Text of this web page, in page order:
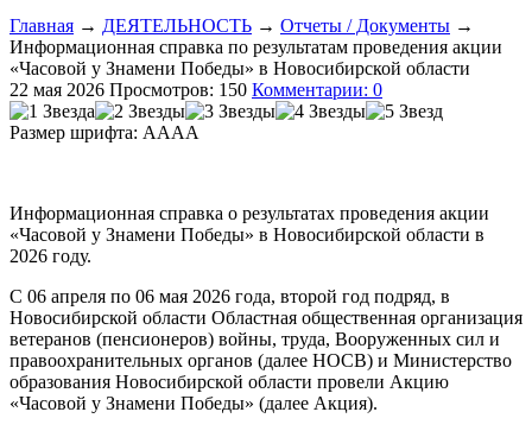
Главная → ДЕЯТЕЛЬНОСТЬ → Отчеты / Документы →
Информационная справка по результатам проведения акции
«Часовой у Знамени Победы» в Новосибирской области
22 мая 2026 Просмотров: 150 Комментарии: 0
Размер шрифта: AAAA
Информационная справка о результатах проведения акции
«Часовой у Знамени Победы» в Новосибирской области в
2026 году.
С 06 апреля по 06 мая 2026 года, второй год подряд, в
Новосибирской области Областная общественная организация
ветеранов (пенсионеров) войны, труда, Вооруженных сил и
правоохранительных органов (далее НОСВ) и Министерство
образования Новосибирской области провели Акцию
«Часовой у Знамени Победы» (далее Акция).